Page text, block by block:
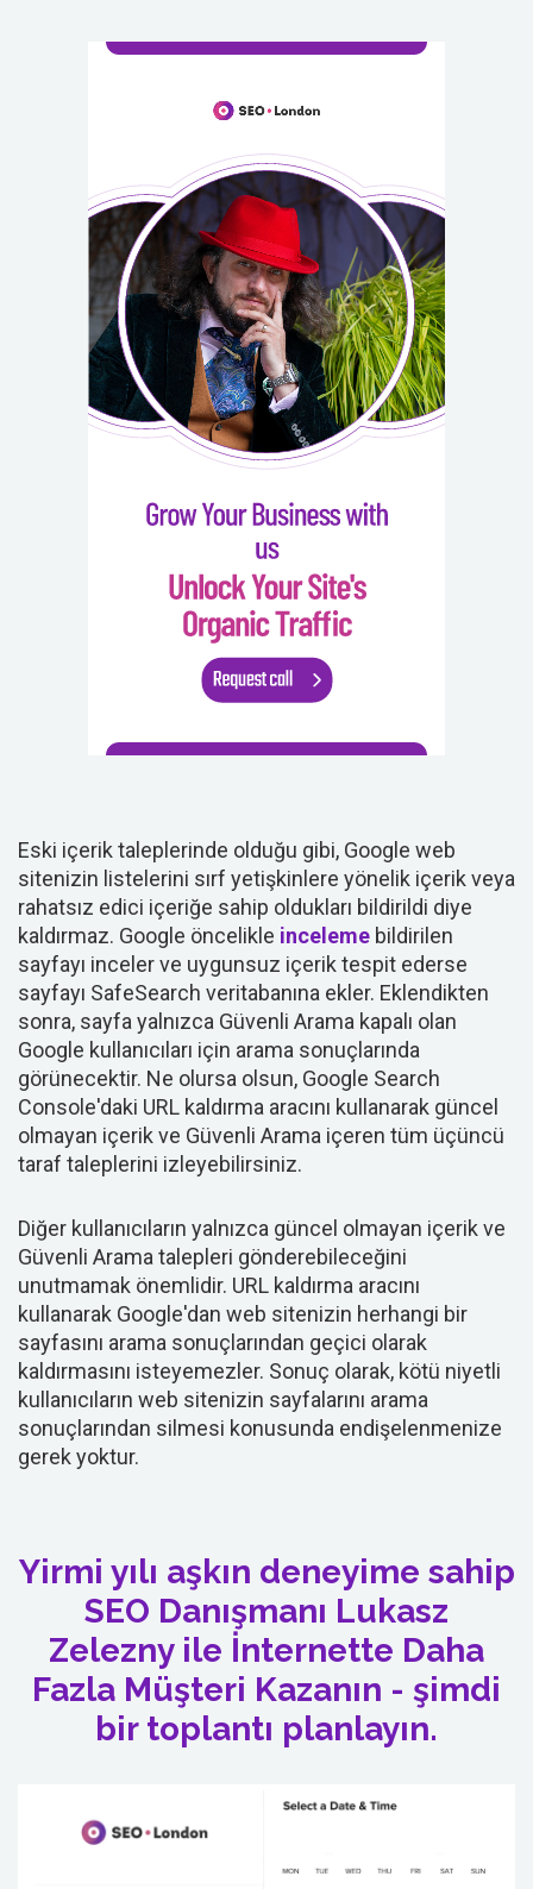
Eski içerik taleplerinde olduğu gibi, Google web
sitenizin listelerini sırf yetişkinlere yönelik içerik veya
rahatsız edici içeriğe sahip oldukları bildirildi diye
kaldırmaz. Google öncelikle inceleme bildirilen
sayfayı inceler ve uygunsuz içerik tespit ederse
sayfayı SafeSearch veritabanına ekler. Eklendikten
sonra, sayfa yalnızca Güvenli Arama kapalı olan
Google kullanıcıları için arama sonuçlarında
görünecektir. Ne olursa olsun, Google Search
Console'daki URL kaldırma aracını kullanarak güncel
olmayan içerik ve Güvenli Arama içeren tüm üçüncü
taraf taleplerini izleyebilirsiniz.
Diğer kullanıcıların yalnızca güncel olmayan içerik ve
Güvenli Arama talepleri gönderebileceğini
unutmamak önemlidir. URL kaldırma aracını
kullanarak Google'dan web sitenizin herhangi bir
sayfasını arama sonuçlarından geçici olarak
kaldırmasını isteyemezler. Sonuç olarak, kötü niyetli
kullanıcıların web sitenizin sayfalarını arama
sonuçlarından silmesi konusunda endişelenmenize
gerek yoktur.
Yirmi yılı aşkın deneyime sahip
SEO Danışmanı Lukasz
Zelezny ile İnternette Daha
Fazla Müşteri Kazanın - şimdi
bir toplantı planlayın.